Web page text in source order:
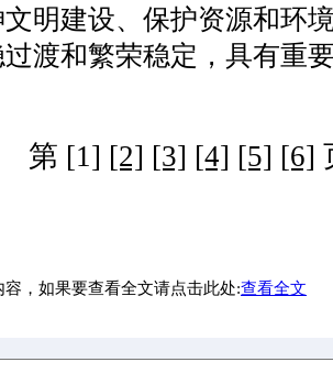
明建设、保护资源和环
渡和繁荣稳定，具有重
第 [1] [2] [3] [4] [5] [6]
容，如果要查看全文请点击此处:查看全文